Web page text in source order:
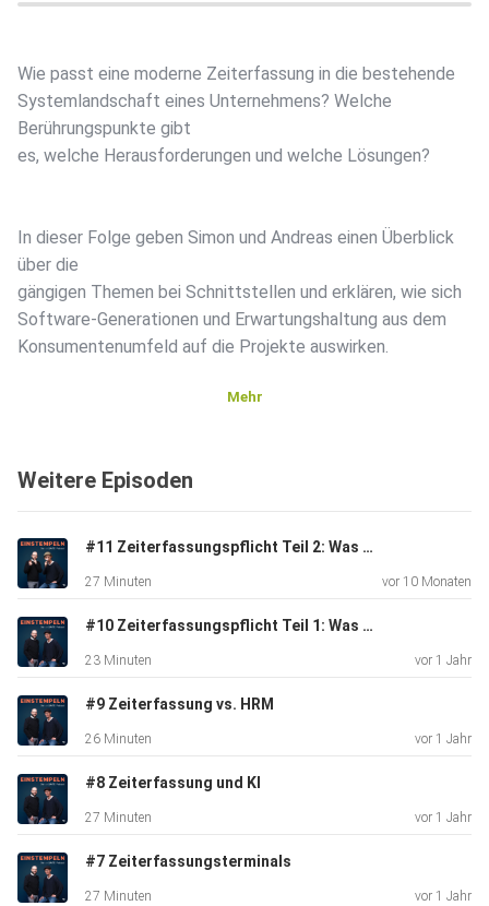
Wie passt eine moderne Zeiterfassung in die bestehende
Systemlandschaft eines Unternehmens? Welche
Berührungspunkte gibt
es, welche Herausforderungen und welche Lösungen?
In dieser Folge geben Simon und Andreas einen Überblick
über die
gängigen Themen bei Schnittstellen und erklären, wie sich
Software-Generationen und Erwartungshaltung aus dem
Konsumentenumfeld auf die Projekte auswirken.
Mehr
Weitere Episoden
#11 Zeiterfassungspflicht Teil 2: Was kommt denn jetzt wirklich?
27 Minuten vor 10 Monaten
#10 Zeiterfassungspflicht Teil 1: Was bisher geschah
23 Minuten vor 1 Jahr
#9 Zeiterfassung vs. HRM
26 Minuten vor 1 Jahr
#8 Zeiterfassung und KI
27 Minuten vor 1 Jahr
#7 Zeiterfassungsterminals
27 Minuten vor 1 Jahr